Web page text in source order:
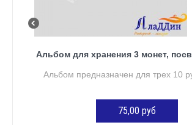
Альбом для хранения 3 монет,
Альбом предназначен для трех 10
75,00 руб